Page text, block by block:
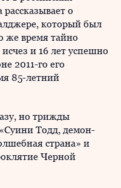
о
который был
же время тайно
и 16 лет успешно
2011-го его
85-летний
но трижды
Тодд, демон-
страна» и
Черной